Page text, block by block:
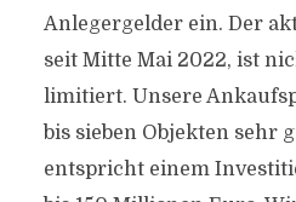
Anlegergelder ein. Der
seit Mitte Mai 2022, ist
limitiert. Unsere
bis sieben Objekten sehr
entspricht einem